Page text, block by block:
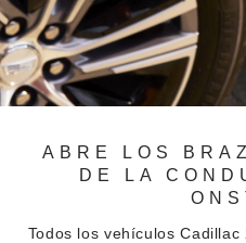
ABRE LOS
DE LA
Todos los vehículos